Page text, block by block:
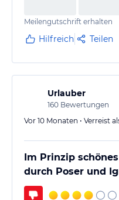
Meilengutschrift erhalten
Hilfreich Teilen
Urlauber
160 Bewertungen
Vor 10 Monaten • Verreist
Im Prinzip
durch Poser und